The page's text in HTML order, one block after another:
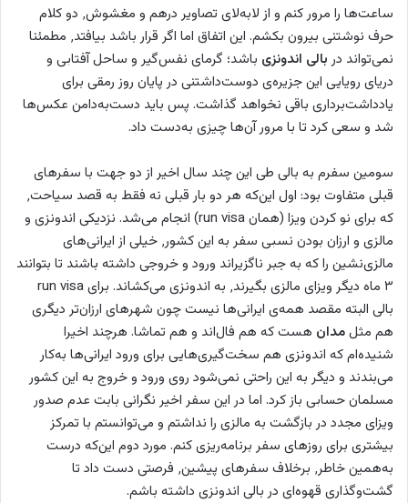
ساعت‌ها را مرور کنم و از لابه‌لای تصاویر درهم و مغشوش٬ دو کلام
حرف نوشتنی بیرون بکشم. این اتفاق اما اگر قرار باشد بیافتد٬ مطمئنا
نمی‌تواند در بالی اندونزی باشد؛ گرمای نفس‌گیر و ساحل آفتابی و
دریای رویایی این جزیره‌ی دوست‌داشتنی در پایان روز رمقی برای
یادداشت‌برداری باقی نخواهد گذاشت. پس باید دست‌به‌دامن عکس‌ها
شد و سعی کرد تا با مرور آن‌ها چیزی به‌دست داد.
سومین سفرم به بالی طی این چند سال اخیر از دو جهت با سفرهای
قبلی متفاوت بود: اول این‌که هر دو بار قبلی نه فقط به قصد سیاحت٬
که برای نو کردن ویزا (همان run visa) انجام می‌شد. نزدیکی اندونزی و
مالزی و ارزان بودن نسبی سفر به این کشور٬ خیلی از ایرانی‌های
مالزی‌نشین را که به جبر ناگزیراند ورود و خروجی داشته باشند تا بتوانند
۳ ماه دیگر ویزای مالزی بگیرند٬ به اندونزی می‌کشاند. برای run visa
بالی البته مقصد همه‌ی ایرانی‌ها نیست چون شهرهای ارزان‌تر دیگری
هم مثلمدان هست که هم فال‌اند و هم تماشا. هرچند اخیرا
شنیده‌ام که اندونزی هم سخت‌گیری‌هایی برای ورود ایرانی‌ها به‌کار
می‌بندند و دیگر به این راحتی نمی‌شود روی ورود و خروج به این کشور
مسلمان حسابی باز کرد. اما در این سفر اخیر نگرانی بابت عدم صدور
ویزای مجدد در بازگشت به مالزی را نداشتم و می‌توانستم با تمرکز
بیشتری برای روزهای سفر برنامه‌ریزی کنم. مورد دوم این‌که درست
به‌همین خاطر٬ برخلاف سفرهای پیشین٬ فرصتی دست داد تا
گشت‌و‌گذاری قهوه‌ای در بالی اندونزی داشته باشم.